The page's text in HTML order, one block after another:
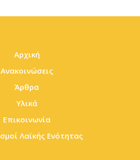
Αρχική
Ανακοινώσεις
Άρθρα
Υλικά
Επικοινωνία
Λαϊκής Ενότητας